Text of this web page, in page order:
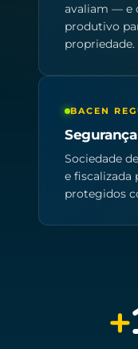
avaliam — e
produtivo
propriedade.
BACEN
Sociedade
e fiscalizada
protegidos
+